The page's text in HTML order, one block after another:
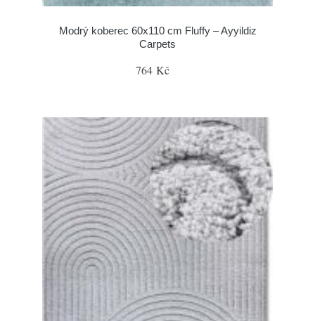
Modrý koberec 60x110 cm Fluffy – Ayyildiz
Carpets
764 Kč